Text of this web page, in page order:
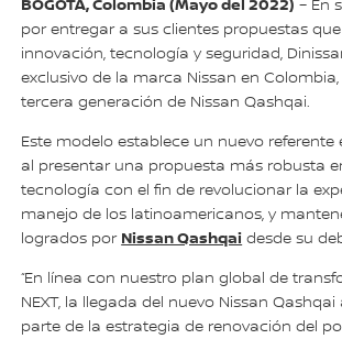
BOGOTÁ, Colombia (Mayo del 2022) – En
por entregar a sus clientes propuestas
innovación, tecnología y seguridad,
exclusivo de la marca Nissan en
tercera generación de Nissan Qashqai.
Este modelo establece un nuevo referente
al presentar una propuesta más robusta
tecnología con el fin de revolucionar la
manejo de los latinoamericanos, y
logrados por Nissan Qashqai desde su
“En línea con nuestro plan global de
NEXT, la llegada del nuevo Nissan
parte de la estrategia de renovación del